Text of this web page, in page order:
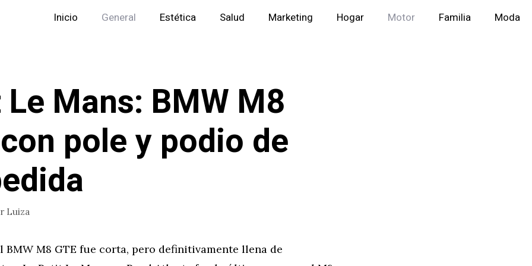
Inicio General Estética Salud Marketing Hogar Motor Familia Moda
Mans: BMW M8
pole y podio de
Luiza
BMW M8 GTE fue corta, pero definitivamente llena de